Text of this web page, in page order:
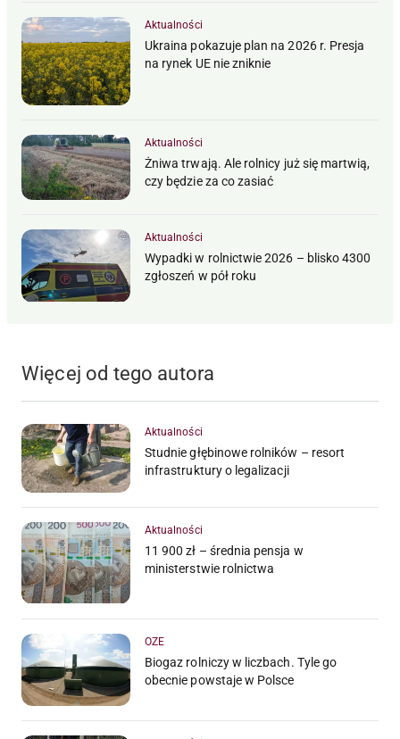
Aktualności
Ukraina pokazuje plan na 2026 r. Presja
na rynek UE nie zniknie
Aktualności
Żniwa trwają. Ale rolnicy już się martwią,
czy będzie za co zasiać
Aktualności
Wypadki w rolnictwie 2026 – blisko 4300
zgłoszeń w pół roku
Więcej od tego autora
Aktualności
Studnie głębinowe rolników – resort
infrastruktury o legalizacji
Aktualności
11 900 zł – średnia pensja w
ministerstwie rolnictwa
OZE
Biogaz rolniczy w liczbach. Tyle go
obecnie powstaje w Polsce